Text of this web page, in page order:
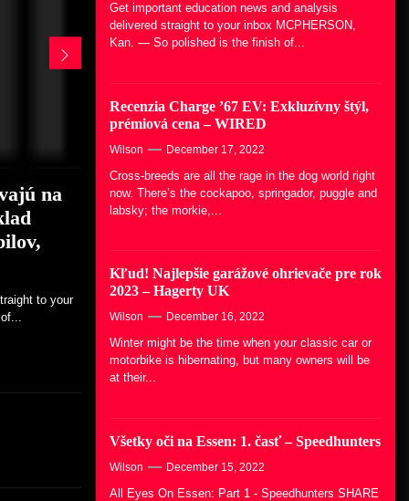
odbory, ako napríklad
reštaurovanie klasických
automobilov, aby… – The
Recenzia Charge ’67 EV:
Exkluzívny štýl, prémiová cena –
WIRED
December 17, 2022
Kľud! Najlepšie garážové
December 16, 2022
Všetky oči na Essen: 1. časť –
Speedhunters
December 15, 2022
na
to your
štýl,
the
pre
is
oči na
–
students
McPherson
Get important education news and analysis
delivered straight to your inbox MCPHERSON,
Kan. — So polished is the finish of...
Recenzia Charge ’67 EV: Exkluzívny štýl,
prémiová cena – WIRED
Wilson December 17, 2022
Cross-breeds are all the rage in the dog world right
now. There’s the cockapoo, springador, puggle and
labsky; the morkie,...
Kľud! Najlepšie garážové ohrievače pre rok
2023 – Hagerty UK
Wilson December 16, 2022
Winter might be the time when your classic car or
motorbike is hibernating, but many owners will be
at their...
Všetky oči na Essen: 1. časť – Speedhunters
Wilson December 15, 2022
All Eyes On Essen: Part 1 - Speedhunters SHARE